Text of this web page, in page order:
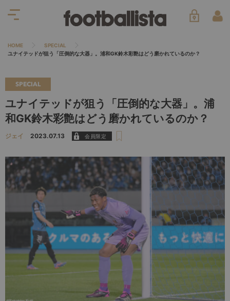
HOME
SPECIAL
ユナイテッドが狙う「圧倒的な大器」。浦和GK鈴木彩艶はどう磨かれているのか？
SPECIAL
ユナイテッドが狙う「圧倒的な大器」。浦
和GK鈴木彩艶はどう磨かれているのか？
ジェイ 2023.07.13